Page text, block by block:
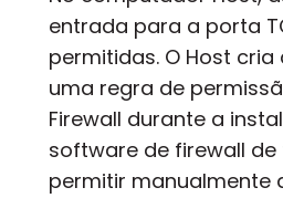
entrada para a porta
permitidas. O Host
uma regra de
Firewall durante a
software de firewall de
permitir manualmente